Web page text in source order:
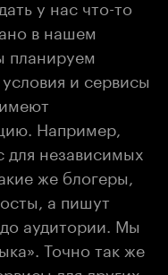
у нас что-то
в нашем
планируем
и сервисы
Например,
для независимых
же блогеры,
а пишут
аудитории. Мы
Точно так же